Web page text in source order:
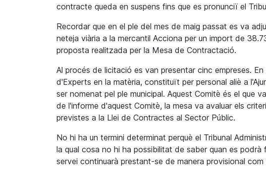
contracte queda en suspens fins que es pronunciï el
Recordar que en el ple del mes de maig passat es va
neteja viària a la mercantil Acciona per un import de
proposta realitzada per la Mesa de Contractació.
Al procés de licitació es van presentar cinc empreses.
d'Experts en la matèria, constituït per personal aliè a
ser nomenat pel ple municipal. Aquest Comitè és el que
de l'informe d'aquest Comitè, la mesa va avaluar els
previstes a la Llei de Contractes al Sector Públic.
No hi ha un termini determinat perquè el Tribunal
la qual cosa no hi ha possibilitat de saber quan es
servei continuarà prestant-se de manera provisional com